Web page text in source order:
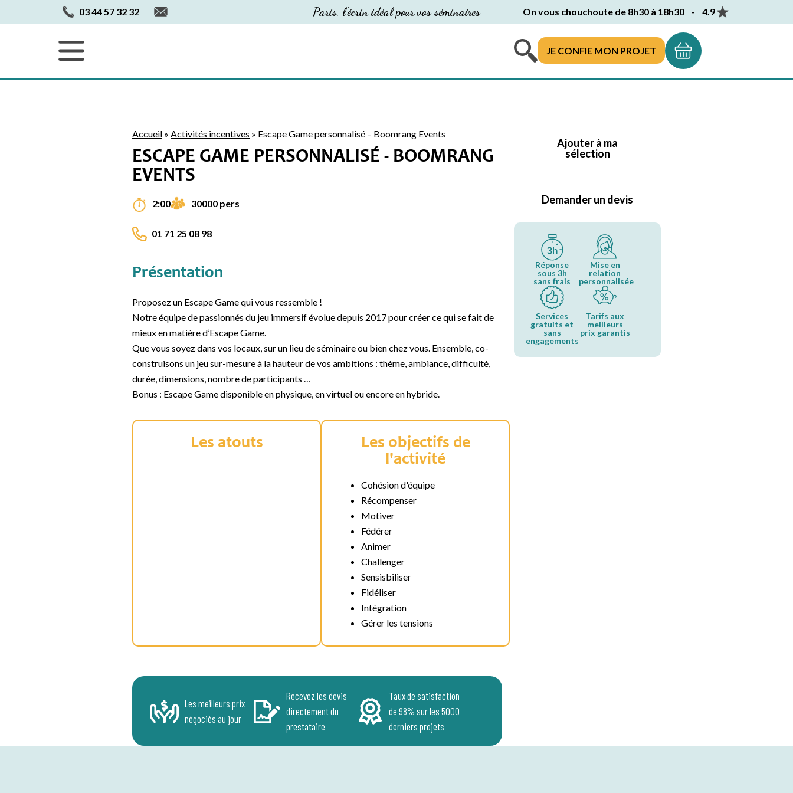
03 44 57 32 32 Paris, l'écrin idéal pour vos séminaires On vous chouchoute de 8h30 à 18h30 - 4.9
JE CONFIE MON PROJET
Accueil » Activités incentives » Escape Game personnalisé – Boomrang Events
ESCAPE GAME PERSONNALISÉ - BOOMRANG
EVENTS
2:00 30000 pers
01 71 25 08 98
Présentation
Proposez un Escape Game qui vous ressemble !
Notre équipe de passionnés du jeu immersif évolue depuis 2017 pour créer ce qui se fait de
mieux en matière d’Escape Game.
Que vous soyez dans vos locaux, sur un lieu de séminaire ou bien chez vous. Ensemble, co-
construisons un jeu sur-mesure à la hauteur de vos ambitions : thème, ambiance, difficulté,
durée, dimensions, nombre de participants …
Bonus : Escape Game disponible en physique, en virtuel ou encore en hybride.
Les atouts
Les objectifs de
l'activité
Cohésion d'équipe
Récompenser
Motiver
Fédérer
Animer
Challenger
Sensisbiliser
Fidéliser
Intégration
Gérer les tensions
Les meilleurs prix
négociés au jour
Recevez les devis
directement du
prestataire
Taux de satisfaction
de 98% sur les 5000
derniers projets
Ajouter à ma
sélection
Demander un devis
Réponse
sous 3h
sans frais
Mise en
relation
personnalisée
Services
gratuits et
sans
engagements
Tarifs aux
meilleurs
prix garantis